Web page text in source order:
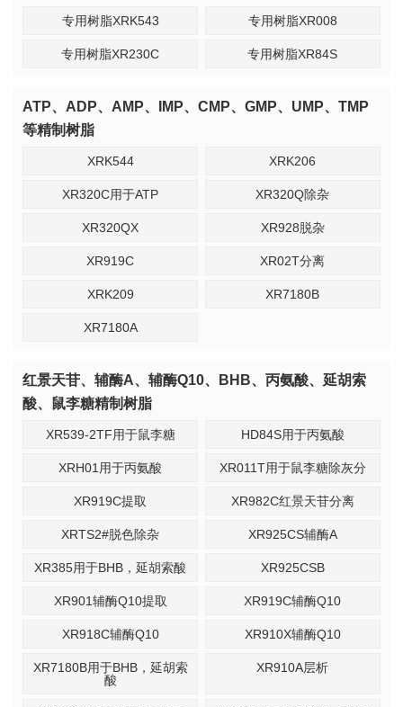
专用树脂XRK543 专用树脂XR008
专用树脂XR230C 专用树脂XR84S
ATP、ADP、AMP、IMP、CMP、GMP、UMP、TMP
等精制树脂
XRK544 XRK206
XR320C用于ATP XR320Q除杂
XR320QX XR928脱杂
XR919C XR02T分离
XRK209 XR7180B
XR7180A
红景天苷、辅酶A、辅酶Q10、BHB、丙氨酸、延胡索
酸、鼠李糖精制树脂
XR539-2TF用于鼠李糖 HD84S用于丙氨酸
XRH01用于丙氨酸 XR011T用于鼠李糖除灰分
XR919C提取 XR982C红景天苷分离
XRTS2#脱色除杂 XR925CS辅酶A
XR385用于BHB，延胡索酸 XR925CSB
XR901辅酶Q10提取 XR919C辅酶Q10
XR918C辅酶Q10 XR910X辅酶Q10
XR7180B用于BHB，延胡索
酸
XR910A层析